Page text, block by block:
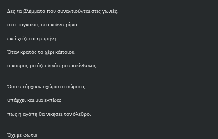
Δες τα βλέμματα που συναντιούνται στις γωνιές,
στα παγκάκια, στα καλντερίμια:
εκεί χτίζεται η ειρήνη.
Όταν κρατάς το χέρι κάποιου,
ο κόσμος μοιάζει λιγότερο επικίνδυνος.
Όσο υπάρχουν αχώριστα σώματα,
υπάρχει και μια ελπίδα:
πως η αγάπη θα νικήσει τον όλεθρο.
Όχι με φωτιά